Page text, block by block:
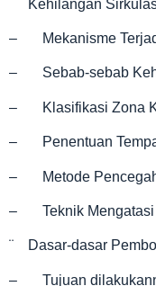
¨ Kehilangan
– Mekanisme
– Sebab-sebab
– Klasifikasi Zona
– Penentuan
– Metode
– Teknik Mengatasi
¨ Dasar-dasar
– Tujuan